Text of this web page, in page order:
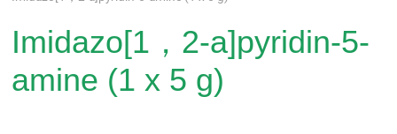
Imidazo[1，2-a]pyridin-5-
amine (1 x 5 g)